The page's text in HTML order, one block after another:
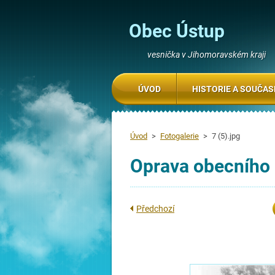
Obec Ústup
vesnička v Jihomoravském kraji
Úvod > Fotogalerie > 7 (5).jpg
Oprava
Předchozí
ÚVOD HISTORIE A